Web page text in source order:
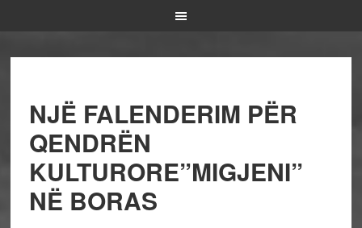
NJË FALENDERIM PËR
QENDRËN
KULTURORE”MIGJENI”
NË BORAS